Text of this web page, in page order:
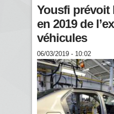
Yousfi prévoit
en 2019 de
véhicules
06/03/2019 - 10:02